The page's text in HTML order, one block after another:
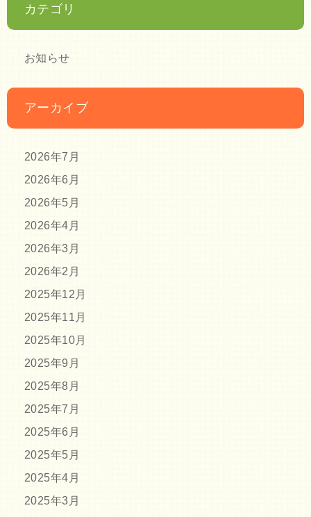
カテゴリ
お知らせ
アーカイブ
2026年7月
2026年6月
2026年5月
2026年4月
2026年3月
2026年2月
2025年12月
2025年11月
2025年10月
2025年9月
2025年8月
2025年7月
2025年6月
2025年5月
2025年4月
2025年3月